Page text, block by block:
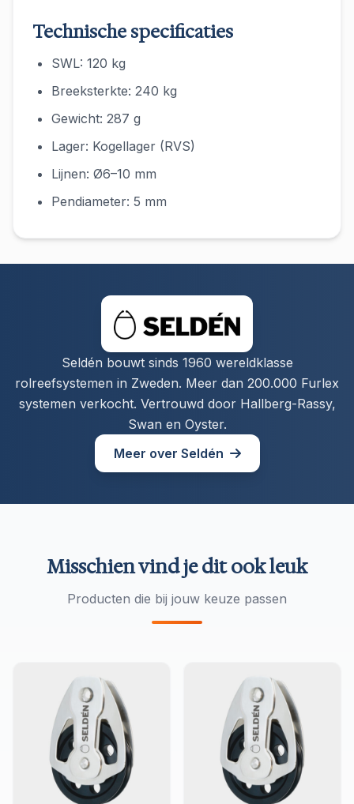
Technische specificaties
SWL: 120 kg
Breeksterkte: 240 kg
Gewicht: 287 g
Lager: Kogellager (RVS)
Lijnen: Ø6–10 mm
Pendiameter: 5 mm
Seldén bouwt sinds 1960 wereldklasse
rolreefsystemen in Zweden. Meer dan 200.000 Furlex
systemen verkocht. Vertrouwd door Hallberg-Rassy,
Swan en Oyster.
Meer over Seldén
Misschien vind je dit ook leuk
Producten die bij jouw keuze passen